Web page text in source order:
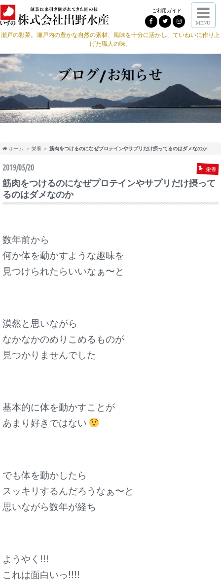
ご利用ガイド
MENU
瀬戸の彩菜。瀬戸内の豊かな自然の素材、風味を十分に活かし、ていねいに作り上
げた職人の味。
ホーム 栄養 筋肉をつけるのになぜプロテインやサプリだけ摂ってるのはダメなのか
2019/05/20 栄養
筋肉をつけるのになぜプロテインやサプリだけ摂って
るのはダメなのか
数年前から
何か体を動かすような趣味を
見つけられたらいいなぁ〜と
漠然と思いながら
なかなかのめりこめるものが
見つかりませんでした
基本的に体を動かすことが
あまり好きではない
でも体を動かしたら
スッキリするんだろうなぁ〜と
思いながら数年が経ち
ようやく!!!
これは面白いっ!!!!